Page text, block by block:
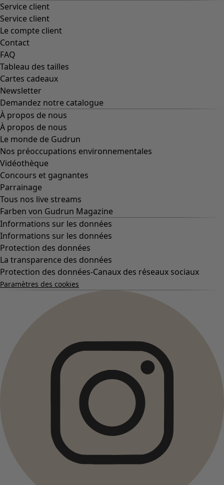
Service client
Service client
Le compte client
Contact
FAQ
Tableau des tailles
Cartes cadeaux
Newsletter
Demandez notre catalogue
À propos de nous
À propos de nous
Le monde de Gudrun
Nos préoccupations environnementales
Vidéothèque
Concours et gagnantes
Parrainage
Tous nos live streams
Farben von Gudrun Magazine
Informations sur les données
Informations sur les données
Protection des données
La transparence des données
Protection des données-Canaux des réseaux sociaux
Paramètres des cookies